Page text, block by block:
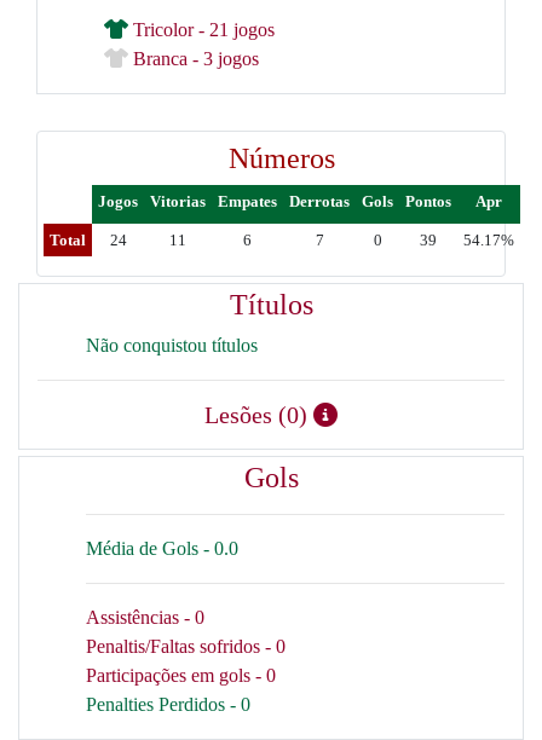
Tricolor - 21 jogos
Branca - 3 jogos
Números
Jogos Vitorias Empates Derrotas Gols Pontos Apr
Total 24 11 6 7 0 39 54.17%
Títulos
Não conquistou títulos
Lesões (0)
Gols
Média de Gols - 0.0
Assistências - 0
Penaltis/Faltas sofridos - 0
Participações em gols - 0
Penalties Perdidos - 0